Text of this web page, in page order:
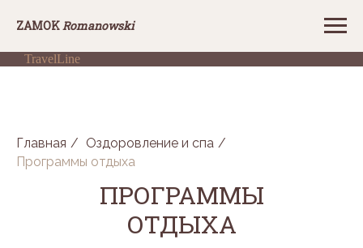
ZAMOKRomanowski
TravelLine
Главная / Оздоровление и спа /
Программы отдыха
ПРОГРАММЫ
ОТДЫХА